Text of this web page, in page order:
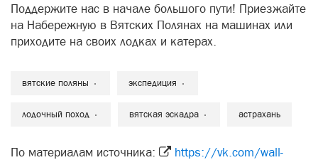
Поддержите нас в начале большого пути! Приезжайте
на Набережную в Вятских Полянах на машинах или
приходите на своих лодках и катерах.
вятские поляны экспедиция
лодочный поход вятская эскадра астрахань
По материалам источника:
https://vk.com/wall-